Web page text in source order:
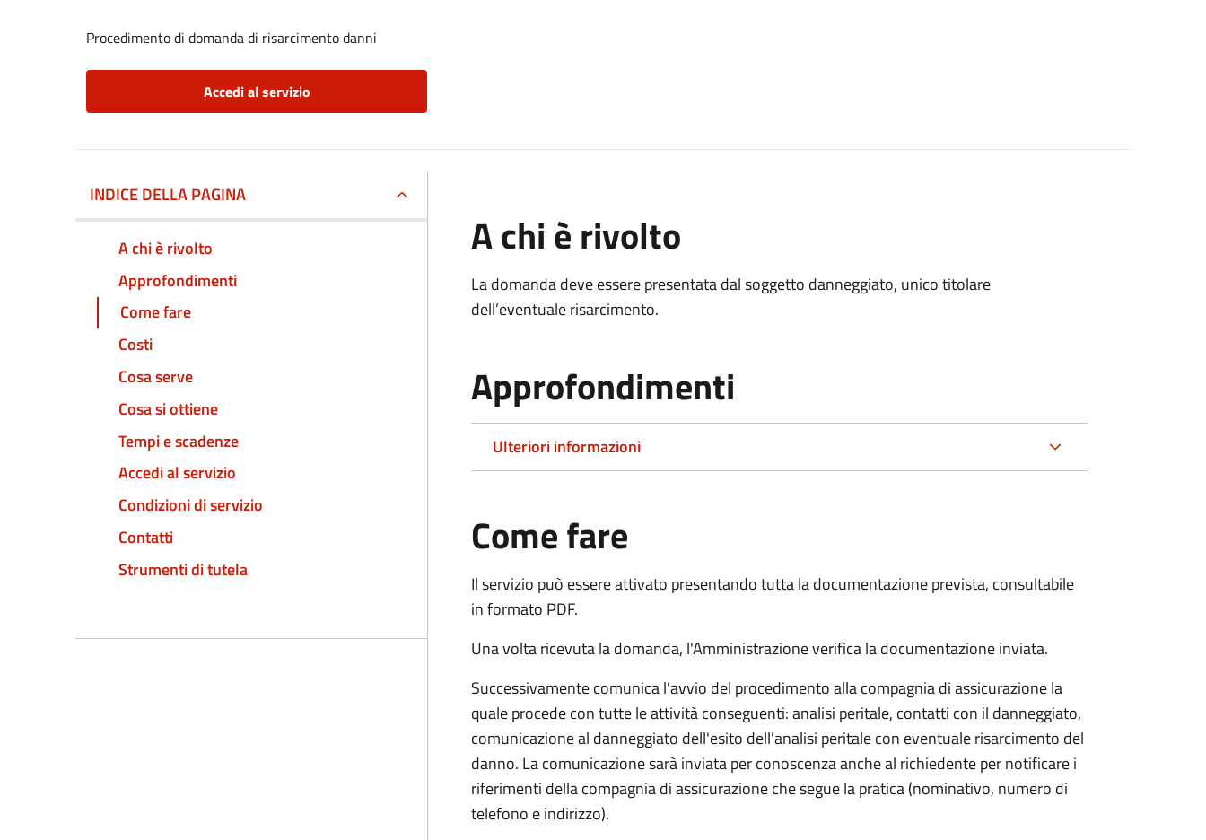
Procedimento di domanda di risarcimento danni
Accedi al servizio
INDICE DELLA PAGINA
A chi è rivolto
Approfondimenti
Come fare
Costi
Cosa serve
Cosa si ottiene
Tempi e scadenze
Accedi al servizio
Condizioni di servizio
Contatti
Strumenti di tutela
A chi è rivolto
La domanda deve essere presentata dal soggetto danneggiato, unico titolare
dell’eventuale risarcimento.
Approfondimenti
Ulteriori informazioni
Come fare
Il servizio può essere attivato presentando tutta la documentazione prevista, consultabile
in formato PDF.
Una volta ricevuta la domanda, l'Amministrazione verifica la documentazione inviata.
Successivamente comunica l'avvio del procedimento alla compagnia di assicurazione la
quale procede con tutte le attività conseguenti: analisi peritale, contatti con il danneggiato,
comunicazione al danneggiato dell'esito dell'analisi peritale con eventuale risarcimento del
danno. La comunicazione sarà inviata per conoscenza anche al richiedente per notificare i
riferimenti della compagnia di assicurazione che segue la pratica (nominativo, numero di
telefono e indirizzo).